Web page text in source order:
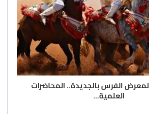
الدورة الـ17 لمعرض الفرس بالجديدة.. المحاضرات
العلمية…